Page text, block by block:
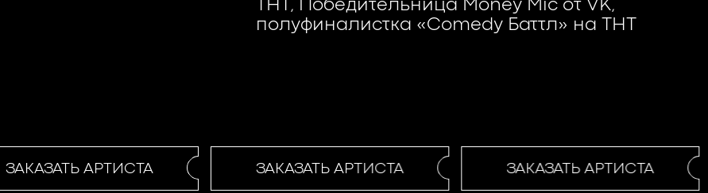
ТНТ, Победительница Money Mic от VK,
полуфиналистка «Comedy Баттл» на ТНТ
ЗАКАЗАТЬ АРТИСТА ЗАКАЗАТЬ АРТИСТА ЗАКАЗАТЬ АРТИСТА